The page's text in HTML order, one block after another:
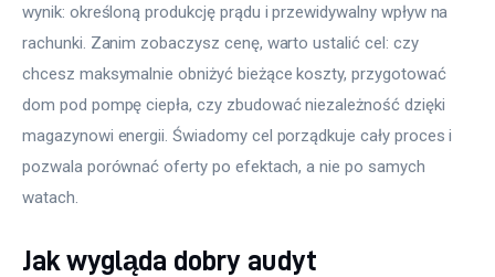
Zdrowie
Więcej
wynik: określoną produkcję prądu i przewidywalny wpływ na
rachunki. Zanim zobaczysz cenę, warto ustalić cel: czy
chcesz maksymalnie obniżyć bieżące koszty, przygotować
dom pod pompę ciepła, czy zbudować niezależność dzięki
magazynowi energii. Świadomy cel porządkuje cały proces i
pozwala porównać oferty po efektach, a nie po samych
watach.
Jak wygląda dobry audyt